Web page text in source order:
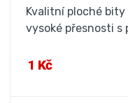
Kvalitní ploché bity
vysoké přesnosti s
1 Kč